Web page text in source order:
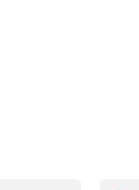
mm x 120 mm met
De Emuk
een
hoge kwaliteit en